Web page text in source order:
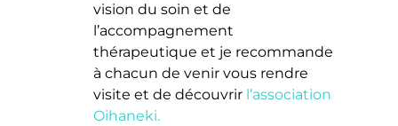
vision du soin et de
l’accompagnement
thérapeutique et je recommande
à chacun de venir vous rendre
visite et de découvrir l’association
Oihaneki.